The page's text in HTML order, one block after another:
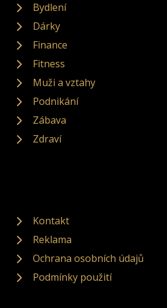
Bydlení
Dárky
Finance
Fitness
Muži a vztahy
Podnikání
Zábava
Zdraví
Kontakt
Reklama
Ochrana osobních údajů
Podmínky použití